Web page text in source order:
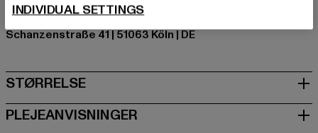
boots.com
Schanzenstraße 41 | 51063 Köln | DE
STØRRELSE
PLEJEANVISNINGER
INDIVIDUAL SETTINGS